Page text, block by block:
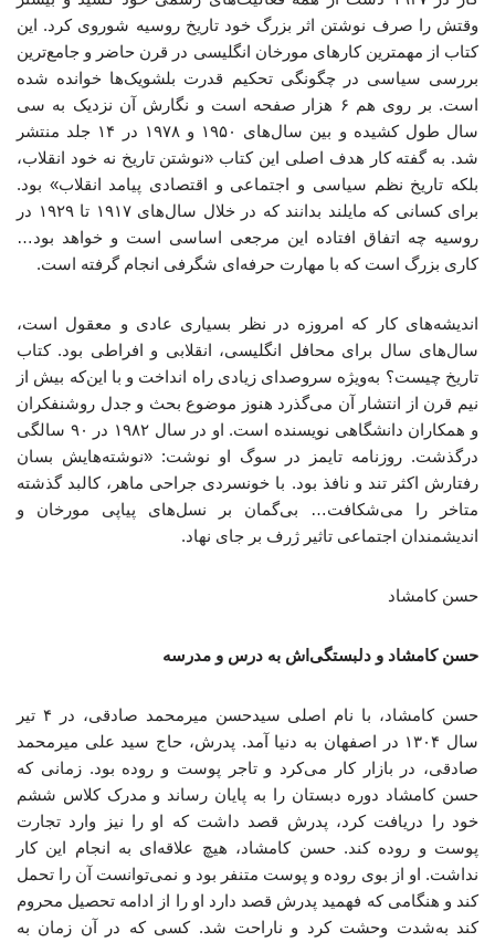
وقتش را صرف نوشتن اثر بزرگ خود تاریخ روسیه شوروی کرد. این
کتاب از مهمترین کارهای مورخان انگلیسی در قرن حاضر و جامع‌ترین
بررسی سیاسی در چگونگی تحکیم قدرت بلشویک‌ها خوانده شده
است. بر روی هم ۶ هزار صفحه است و نگارش آن نزدیک به سی
سال طول کشیده و بین سال‌های ۱۹۵۰ و ۱۹۷۸ در ۱۴ جلد منتشر
شد. به گفته کار هدف اصلی این کتاب «نوشتن تاریخ نه خود انقلاب،
بلکه تاریخ نظم سیاسی و اجتماعی و اقتصادی پیامد انقلاب» بود.
برای کسانی که مایلند بدانند که در خلال سال‌های ۱۹۱۷ تا ۱۹۲۹ در
روسیه چه اتفاق افتاده این مرجعی اساسی است و خواهد بود…
کاری بزرگ است که با مهارت حرفه‌ای شگرفی انجام گرفته است.
اندیشه‌های کار که امروزه در نظر بسیاری عادی و معقول است،
سال‌های سال برای محافل انگلیسی، انقلابی و افراطی بود. کتاب
تاریخ چیست؟ به‌ویژه سروصدای زیادی راه انداخت و با این‌که بیش از
نیم قرن از انتشار آن می‌گذرد هنوز موضوع بحث و جدل روشنفکران
و همکاران دانشگاهی نویسنده است. او در سال ۱۹۸۲ در ۹۰ سالگی
درگذشت. روزنامه تایمز در سوگ او نوشت: «نوشته‌هایش بسان
رفتارش اکثر تند و نافذ بود. با خونسردی جراحی ماهر، کالبد گذشته
متاخر را می‌شکافت… بی‌گمان بر نسل‌های پیاپی مورخان و
اندیشمندان اجتماعی تاثیر ژرف بر جای نهاد.
حسن کامشاد
حسن کامشاد و دلبستگی‌اش به درس و مدرسه
حسن کامشاد، با نام اصلی سیدحسن میرمحمد صادقی، در ۴ تیر
سال ۱۳۰۴ در اصفهان به دنیا آمد. پدرش، حاج سید علی میرمحمد
صادقی، در بازار کار می‌کرد و تاجر پوست و روده بود. زمانی که
حسن کامشاد دوره‌ دبستان را به پایان رساند و مدرک کلاس ششم
خود را دریافت کرد، پدرش قصد داشت که او را نیز وارد تجارت
پوست و روده کند. حسن کامشاد، هیچ علاقه‌ای به انجام این کار
نداشت. او از بوی روده و پوست متنفر بود و نمی‌توانست آن را تحمل
کند و هنگامی که فهمید پدرش قصد دارد او را از ادامه‌ تحصیل محروم
کند به‌شدت وحشت کرد و ناراحت شد. کسی که در آن زمان به